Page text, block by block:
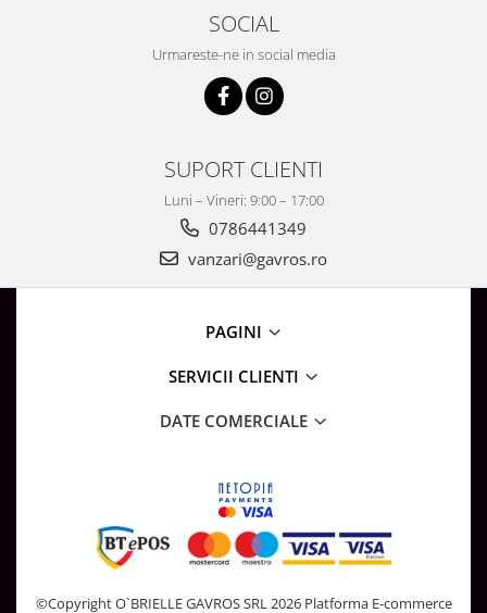
SOCIAL
Urmareste-ne in social media
SUPORT CLIENTI
Luni – Vineri: 9:00 – 17:00
0786441349
vanzari@gavros.ro
PAGINI
SERVICII CLIENTI
DATE COMERCIALE
©Copyright O`BRIELLE GAVROS SRL 2026 Platforma E-commerce